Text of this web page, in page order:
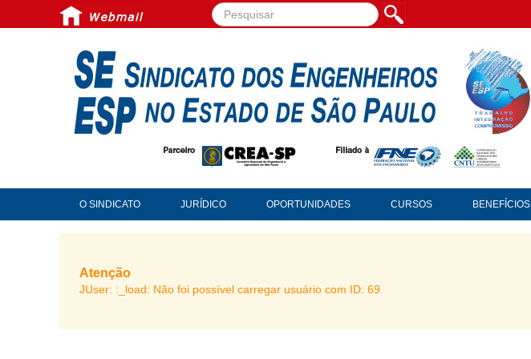
Pesquisar...
O SINDICATO JURÍDICO OPORTUNIDADES CURSOS BENEFÍCIOS
Atenção
JUser: :_load: Não foi possível carregar usuário com ID: 69